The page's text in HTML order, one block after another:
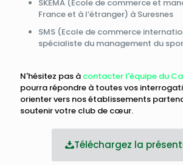
SKEMA (Ecole de commerce et
France et à l’étranger) à Suresnes
SMS (Ecole de commerce
spécialiste du management du
N'hésitez pas à contacter l'équipe du
pourra répondre à toutes vos
orienter vers nos établissements
soutenir votre club de cœur.
Téléchargez la